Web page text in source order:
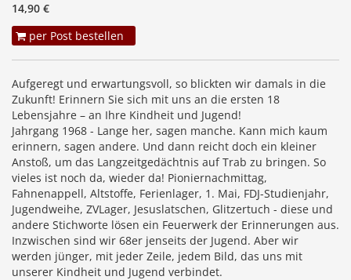
14,90 €
per Post bestellen
Aufgeregt und erwartungsvoll, so blickten wir damals in die
Zukunft! Erinnern Sie sich mit uns an die ersten 18
Lebensjahre – an Ihre Kindheit und Jugend!
Jahrgang 1968 - Lange her, sagen manche. Kann mich kaum
erinnern, sagen andere. Und dann reicht doch ein kleiner
Anstoß, um das Langzeitgedächtnis auf Trab zu bringen. So
vieles ist noch da, wieder da! Pioniernachmittag,
Fahnenappell, Altstoffe, Ferienlager, 1. Mai, FDJ-Studienjahr,
Jugendweihe, ZVLager, Jesuslatschen, Glitzertuch - diese und
andere Stichworte lösen ein Feuerwerk der Erinnerungen aus.
Inzwischen sind wir 68er jenseits der Jugend. Aber wir
werden jünger, mit jeder Zeile, jedem Bild, das uns mit
unserer Kindheit und Jugend verbindet.